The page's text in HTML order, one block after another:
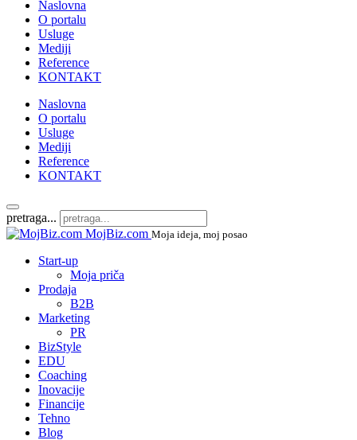
Naslovna
O portalu
Usluge
Mediji
Reference
KONTAKT
Naslovna
O portalu
Usluge
Mediji
Reference
KONTAKT
pretraga...
MojBiz.com Moja ideja, moj posao
Start-up
Moja priča
Prodaja
B2B
Marketing
PR
BizStyle
EDU
Coaching
Inovacije
Financije
Tehno
Blog